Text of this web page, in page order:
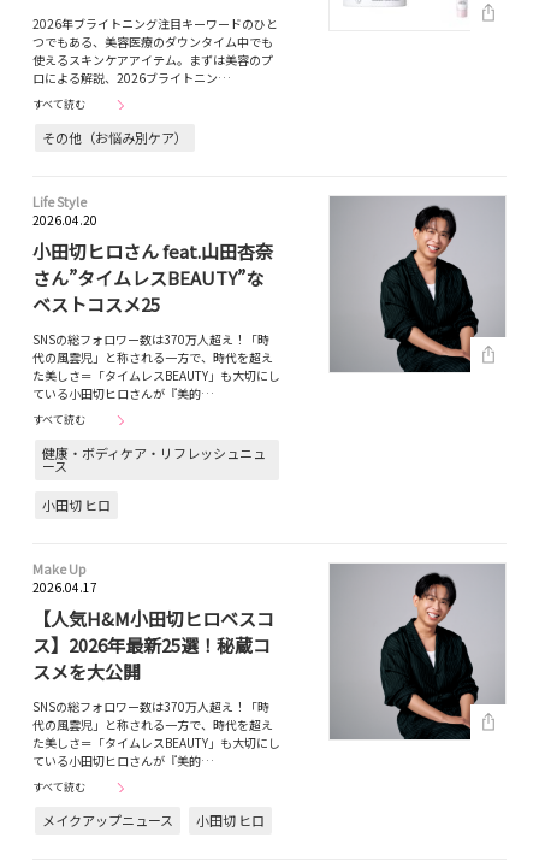
2026年ブライトニング注目キーワードのひと
つでもある、美容医療のダウンタイム中でも
使えるスキンケアアイテム。まずは美容のプ
ロによる解説、2026ブライトニン…
すべて読む
その他（お悩み別ケア）
Life Style
2026.04.20
小田切ヒロさん feat.山田杏奈
さん”タイムレスBEAUTY”な
ベストコスメ25
SNSの総フォロワー数は370万人超え！「時
代の風雲児」と称される一方で、時代を超え
た美しさ＝「タイムレスBEAUTY」も大切にし
ている小田切ヒロさんが『美的…
すべて読む
健康・ボディケア・リフレッシュニュ
ース
小田切 ヒロ
Make Up
2026.04.17
【人気H&M小田切ヒロベスコ
ス】2026年最新25選！秘蔵コ
スメを大公開
SNSの総フォロワー数は370万人超え！「時
代の風雲児」と称される一方で、時代を超え
た美しさ＝「タイムレスBEAUTY」も大切にし
ている小田切ヒロさんが『美的…
すべて読む
メイクアップニュース 小田切 ヒロ